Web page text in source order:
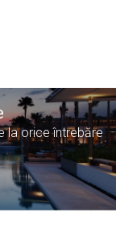
la orice întrebăre